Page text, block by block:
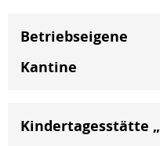
Betriebseigene
Kantine
Kindertagesstätte „